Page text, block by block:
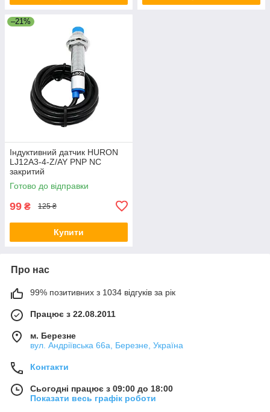
–21%
Індуктивний датчик HURON
LJ12A3-4-Z/AY PNP NC
закритий
Готово до відправки
99 ₴ 125 ₴
Купити
Про нас
99% позитивних з 1034 відгуків за рік
Працює з 22.08.2011
м. Березне
вул. Андріївська 66а, Березне, Україна
Контакти
Сьогодні працює з 09:00 до 18:00
Показати весь графік роботи